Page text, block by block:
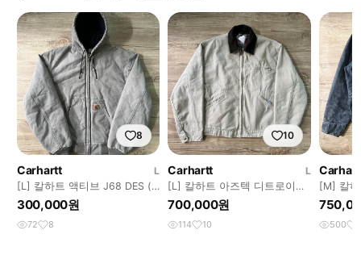
8
Carhartt
L
[L] 칼하트 액티브 J68 DES (
J130 )
300,000원
72 8
10
Carhartt
L
[L] 칼하트 아즈텍 디트로이트
J24 KHI ( J97 , J43 )
700,000원
114 10
[M] 칼
PTL (패
500